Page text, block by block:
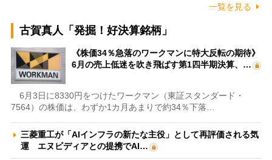
一覧を見る
古賀真人「発掘！好決算銘柄」
《株価34％急落のワークマンに特大反転の期待》
6月の売上低迷を吹き飛ばす第1四半期決算、…
6月3日に8330円をつけたワークマン（東証スタンダード・
7564）の株価は、わずか1カ月あまりで約34％下落…
三菱重工が「AIインフラの新たな主役」として再評価される気
運 エヌビディアとの提携でAI…